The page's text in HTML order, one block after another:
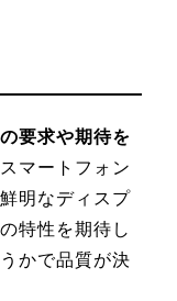
要求や期待を
マートフォン
明なディスプ
特性を期待し
かで品質が決